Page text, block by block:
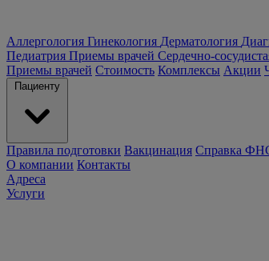
Аллергология Гинекология Дерматология
Педиатрия Приемы врачей Сердечно-
Приемы врачей Стоимость Комплексы Акции
Пациенту
Правила подготовки Вакцинация Справка
О компании Контакты
Адреса
Услуги